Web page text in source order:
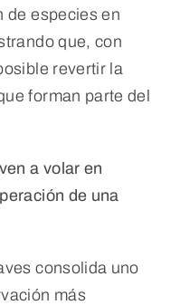
de especies en
que, con
revertir la
forman parte del
a volar en
de una
consolida uno
más